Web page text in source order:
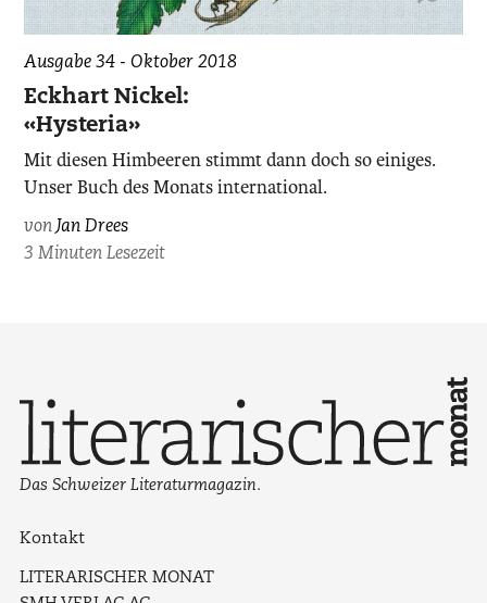
Ausgabe 34 - Oktober 2018
Eckhart Nickel:
«Hysteria»
Mit diesen Himbeeren stimmt dann doch so einiges.
Unser Buch des Monats international.
vonJan Drees
3 Minuten Lesezeit
Das Schweizer Literaturmagazin.
Kontakt
LITERARISCHER MONAT